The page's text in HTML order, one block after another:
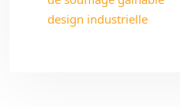
design industrielle